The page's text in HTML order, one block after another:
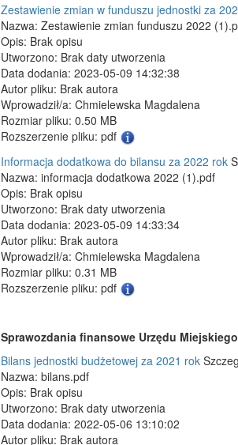
Zestawienie zmian w funduszu jednostki za
Nazwa: Zestawienie zmian funduszu 2022
Opis: Brak opisu
Utworzono: Brak daty utworzenia
Data dodania: 2023-05-09 14:32:38
Autor pliku: Brak autora
Wprowadził/a: Chmielewska Magdalena
Rozmiar pliku: 0.50 MB
Rozszerzenie pliku: pdf
Informacja dodatkowa do bilansu za 2022 rok
Nazwa: informacja dodatkowa 2022 (1).pdf
Opis: Brak opisu
Utworzono: Brak daty utworzenia
Data dodania: 2023-05-09 14:33:34
Autor pliku: Brak autora
Wprowadził/a: Chmielewska Magdalena
Rozmiar pliku: 0.31 MB
Rozszerzenie pliku: pdf
Sprawozdania finansowe Urzędu
Bilans jednostki budżetowej za 2021 rok
Nazwa: bilans.pdf
Opis: Brak opisu
Utworzono: Brak daty utworzenia
Data dodania: 2022-05-06 13:10:02
Autor pliku: Brak autora